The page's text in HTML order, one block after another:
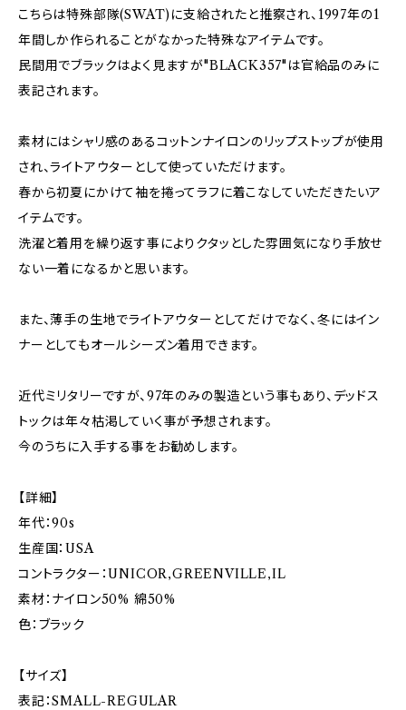
こちらは特殊部隊(SWAT)に支給されたと推察され、1997年の1
年間しか作られることがなかった特殊なアイテムです。
民間用でブラックはよく見ますが"BLACK357"は官給品のみに
表記されます。
素材にはシャリ感のあるコットンナイロンのリップストップが使用
され、ライトアウターとして使っていただけます。
春から初夏にかけて袖を捲ってラフに着こなしていただきたいア
イテムです。
洗濯と着用を繰り返す事によりクタッとした雰囲気になり手放せ
ない一着になるかと思います。
また、薄手の生地でライトアウターとしてだけでなく、冬にはイン
ナーとしてもオールシーズン着用できます。
近代ミリタリーですが、97年のみの製造という事もあり、デッドス
トックは年々枯渇していく事が予想されます。
今のうちに入手する事をお勧めします。
【詳細】
年代：90s
生産国：USA
コントラクター：UNICOR,GREENVILLE,IL
素材：ナイロン50% 綿50%
色：ブラック
【サイズ】
表記：SMALL-REGULAR